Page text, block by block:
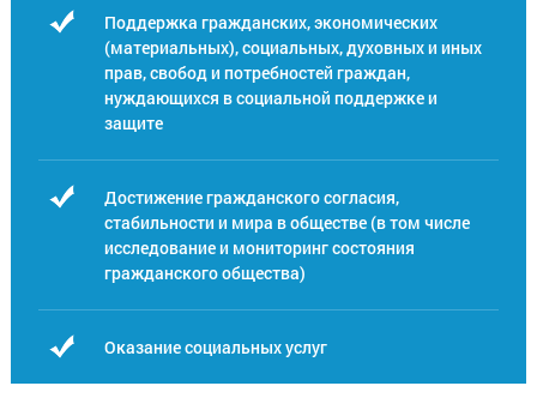
Поддержка гражданских, экономических
(материальных), социальных, духовных и иных
прав, свобод и потребностей граждан,
нуждающихся в социальной поддержке и
защите
Достижение гражданского согласия,
стабильности и мира в обществе (в том числе
исследование и мониторинг состояния
гражданского общества)
Оказание социальных услуг